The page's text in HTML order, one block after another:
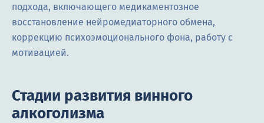
подхода, включающего медикаментозное
восстановление нейромедиаторного обмена,
коррекцию психоэмоционального фона, работу с
мотивацией.
Стадии развития винного
алкоголизма